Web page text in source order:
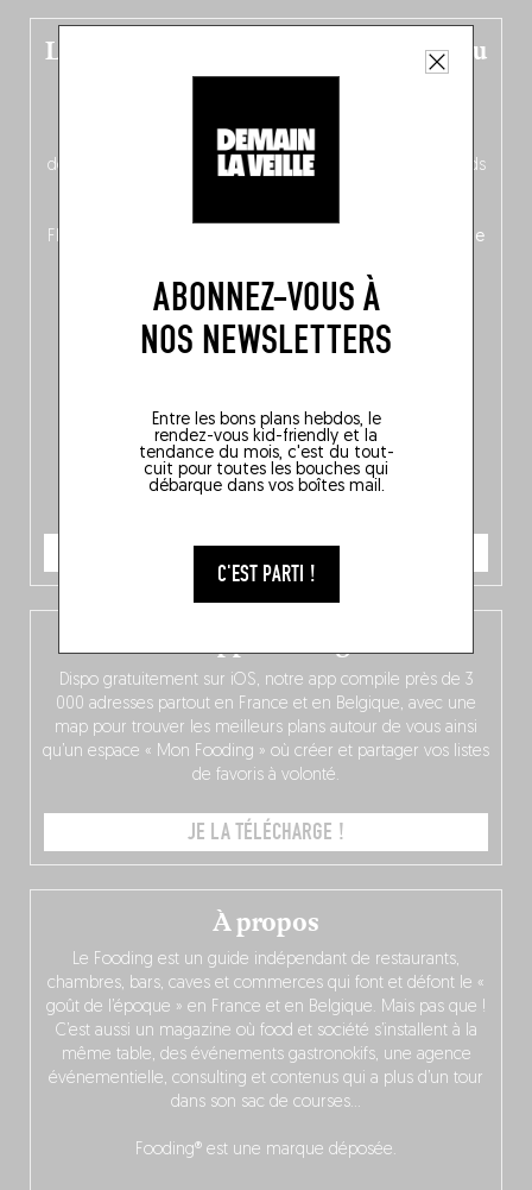
ABONNEZ-VOUS À
NOS NEWSLETTERS
Entre les bons plans hebdos, le
rendez-vous kid-friendly et la
tendance du mois, c'est du tout-
cuit pour toutes les bouches qui
débarque dans vos boîtes mail.
C'EST PARTI !
Le nouveau guide Belgique est sorti du
four !
néerlandais côté face – à moins que ne soit l’inverse ?),
découvrez
une partie mag « Nord-Zuid »
qui met les pieds
Flandre, à Bruxelles et en Wallonie, ainsi qu’
un palmarès de
JE COMMANDE
À propos
Le Fooding est un guide indépendant de restaurants,
chambres, bars, caves et commerces qui font et défont le «
goût de l’époque » en France et en Belgique. Mais pas que !
C’est aussi un magazine où food et société s’installent à la
même table, des événements gastronokifs, une agence
événementielle, consulting et contenus qui a plus d’un tour
dans son sac de courses…
Fooding® est une marque déposée.
Dispo gratuitement sur iOS, notre app compile près de 3
000 adresses partout en France et en Belgique, avec une
map pour trouver les meilleurs plans autour de vous ainsi
qu’un espace « Mon Fooding » où créer et partager vos listes
de favoris à volonté.
JE LA TÉLÉCHARGE !